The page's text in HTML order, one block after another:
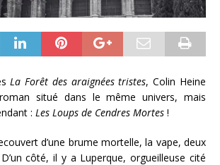
La Forêt des araignées tristes, Colin Heine
situé dans le même univers, mais
: Les Loups de Cendres Mortes !
d’une brume mortelle, la vape, deux
côté, il y a Luperque, orgueilleuse cité